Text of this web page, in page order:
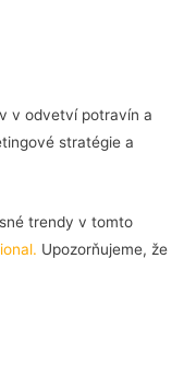
v odvetví potravín a
stratégie a
trendy v tomto
Upozorňujeme, že